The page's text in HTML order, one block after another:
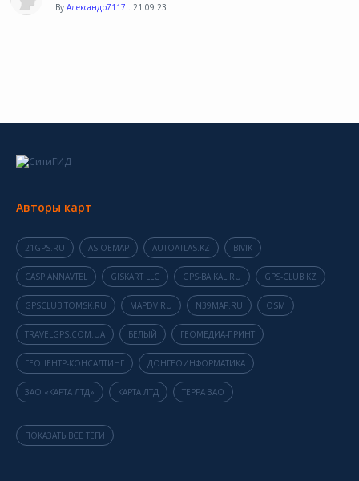
By Александр7117 . 21 09 23
Авторы карт
21GPS.RU AS OEMAP AUTOATLAS.KZ BIVIK
CASPIANNAVTEL GISKART LLC GPS-BAIKAL.RU GPS-CLUB.KZ
GPSCLUB.TOMSK.RU MAPDV.RU N39MAP.RU OSM
TRAVELGPS.COM.UA БЕЛЫЙ ГЕОМЕДИА-ПРИНТ
ГЕОЦЕНТР-КОНСАЛТИНГ ДОНГЕОИНФОРМАТИКА
ЗАО «КАРТА ЛТД» КАРТА ЛТД ТЕРРА ЗАО
ПОКАЗАТЬ ВСЕ ТЕГИ